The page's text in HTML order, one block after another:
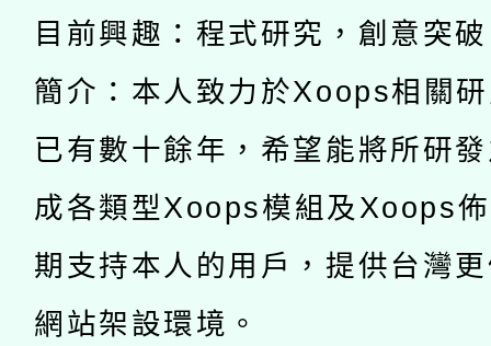
pilot」
有關大陸委員會函釋公
薪期間赴陸應申請許可
轉知經濟部水利署委託
業技術研究院辦理「
用水績優單位及節水達
動」
115年8月22日(星期六
桃園市孔廟祈福系列
開 智慧啟航」
2026年桃園地景藝術
「2026桃園藝術巡演
關事宜
目前興趣：程式研究，創意突
簡介：本人致力於Xoops相關
已有數十餘年，希望能將所研
成各類型Xoops模組及Xoops
期支持本人的用戶，提供台灣
網站架設環境。